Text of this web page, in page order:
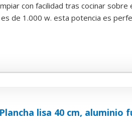
con facilidad tras cocinar sobre
de 1.000 w. esta potencia es
Plancha lisa 40 cm,